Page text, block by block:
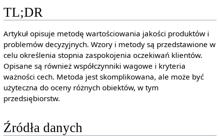
TL;DR
Artykuł opisuje metodę wartościowania jakości produktów i
problemów decyzyjnych. Wzory i metody są przedstawione w
celu określenia stopnia zaspokojenia oczekiwań klientów.
Opisane są również współczynniki wagowe i kryteria
ważności cech. Metoda jest skomplikowana, ale może być
użyteczna do oceny różnych obiektów, w tym
przedsiębiorstw.
Źródła danych